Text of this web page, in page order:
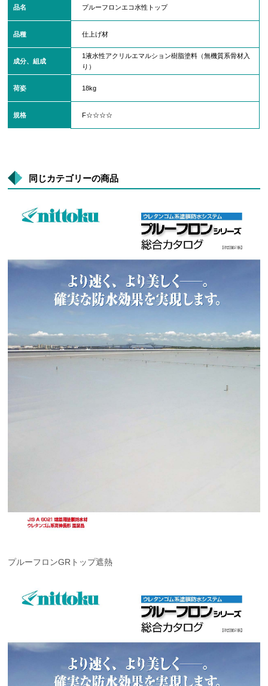
品名 プルーフロンエコ水性トップ
品種 仕上げ材
成分、組成
1液水性アクリルエマルション樹脂塗料（無機質系骨材入
り）
荷姿 18kg
規格 F☆☆☆☆
同じカテゴリーの商品
プルーフロンGRトップ遮熱